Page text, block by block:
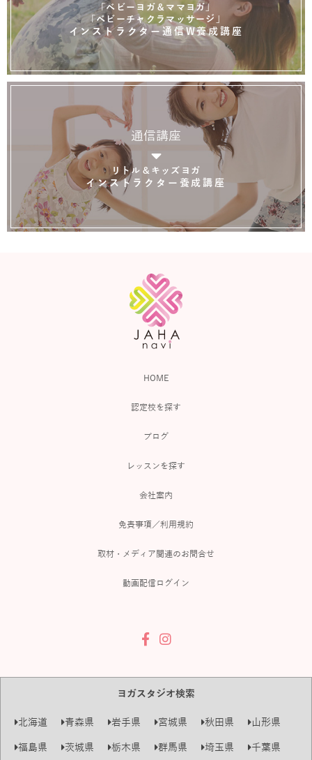
「ベビーヨガ＆ママヨガ」
「ベビーチャクラマッサージ」
インストラクター通信W養成講座
通信講座
リトル＆キッズヨガ
インストラクター養成講座
HOME
認定校を探す
ブログ
レッスンを探す
会社案内
免責事項／利用規約
取材・メディア関連のお問合せ
動画配信ログイン
ヨガスタジオ検索
北海道 青森県 岩手県 宮城県 秋田県
山形県
福島県
茨城県 栃木県 群馬県 埼玉県 千葉県